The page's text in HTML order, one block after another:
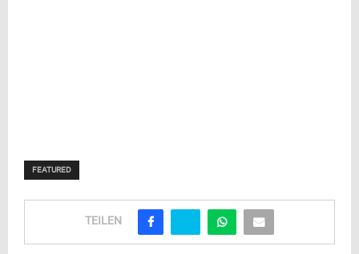
FEATURED
TEILEN